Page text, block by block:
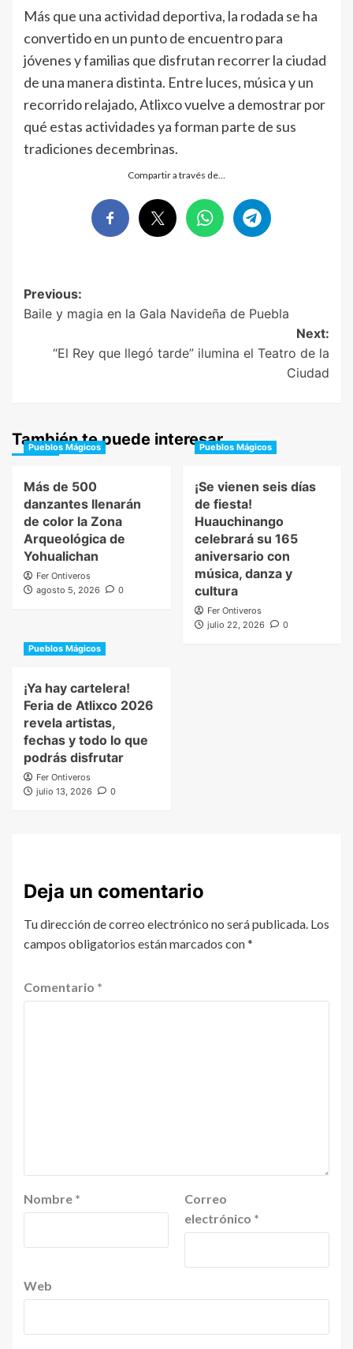
Más que una actividad deportiva, la rodada se ha
convertido en un punto de encuentro para
jóvenes y familias que disfrutan recorrer la ciudad
de una manera distinta. Entre luces, música y un
recorrido relajado, Atlixco vuelve a demostrar por
qué estas actividades ya forman parte de sus
tradiciones decembrinas.
Compartir a través de…
Post
navigation
Previous:
Baile y magia en la Gala Navideña de Puebla
Next:
“El Rey que llegó tarde” ilumina el Teatro de la
Ciudad
También te puede interesar
Pueblos Mágicos
Más de 500
danzantes llenarán
de color la Zona
Arqueológica de
Yohualichan
Fer Ontiveros
agosto 5, 2026
0
Pueblos Mágicos
¡Se vienen seis días
de fiesta!
Huauchinango
celebrará su 165
aniversario con
música, danza y
cultura
Fer Ontiveros
julio 22, 2026
0
Pueblos Mágicos
¡Ya hay cartelera!
Feria de Atlixco 2026
revela artistas,
fechas y todo lo que
podrás disfrutar
Fer Ontiveros
julio 13, 2026
0
Deja un comentario
Tu dirección de correo electrónico no será publicada. Los
campos obligatorios están marcados con*
Comentario *
Nombre *
Correo
electrónico *
Web